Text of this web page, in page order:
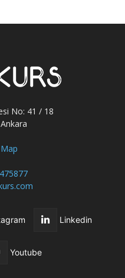
No: 41 / 18
Linkedin
Youtube